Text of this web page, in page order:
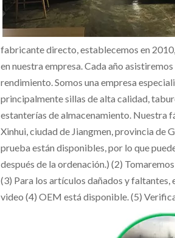
fabricante directo, establecemos en
en nuestra empresa. Cada año
rendimiento. Somos una empresa
principalmente sillas de alta calidad,
estanterías de almacenamiento. Nuestra
Xinhui, ciudad de Jiangmen, provincia de
prueba están disponibles, por lo que
después de la ordenación.) (2)
(3) Para los artículos dañados y
video (4) OEM está disponible. (5)